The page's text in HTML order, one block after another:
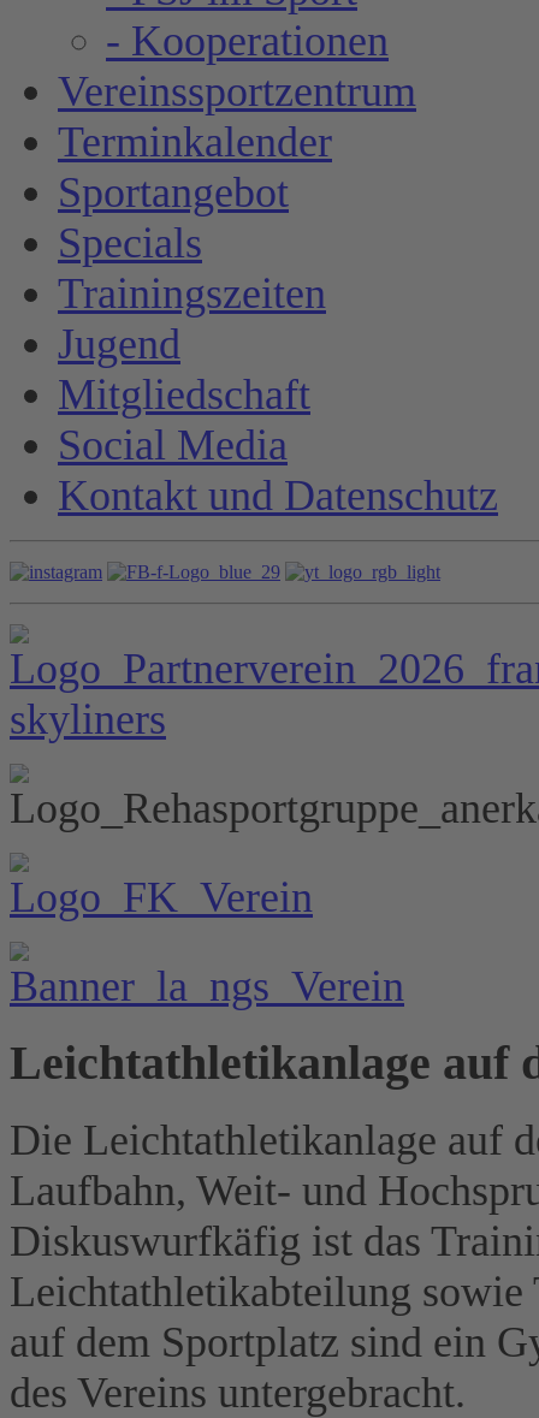
- Kooperationen
Vereinssportzentrum
Terminkalender
Sportangebot
Specials
Trainingszeiten
Jugend
Mitgliedschaft
Social Media
Kontakt und Datenschutz
Leichtathletikanlage auf
Die Leichtathletikanlage auf
Laufbahn, Weit- und
Diskuswurfkäfig ist das
Leichtathletikabteilung
auf dem Sportplatz sind ein
des Vereins untergebracht.